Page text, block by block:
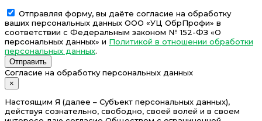
Отправляя форму, вы даёте согласие на обработку
ваших персональных данных ООО «УЦ ОбрПрофи» в
соответствии с Федеральным законом № 152-ФЗ «О
персональных данных» и Политикой в отношении обработки
персональных данных.
Отправить
Согласие на обработку персональных данных
×
Настоящим Я (далее – Субъект персональных данных),
действуя сознательно, свободно, своей волей и в своем